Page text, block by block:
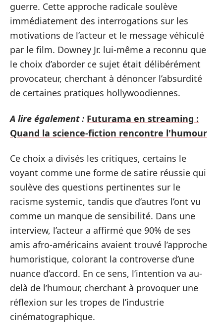
guerre. Cette approche radicale soulève
immédiatement des interrogations sur les
motivations de l’acteur et le message véhiculé
par le film. Downey Jr. lui-même a reconnu que
le choix d’aborder ce sujet était délibérément
provocateur, cherchant à dénoncer l’absurdité
de certaines pratiques hollywoodiennes.
A lire également : Futurama en streaming :
Quand la science-fiction rencontre l'humour
Ce choix a divisés les critiques, certains le
voyant comme une forme de satire réussie qui
soulève des questions pertinentes sur le
racisme systemic, tandis que d’autres l’ont vu
comme un manque de sensibilité. Dans une
interview, l’acteur a affirmé que 90% de ses
amis afro-américains avaient trouvé l’approche
humoristique, colorant la controverse d’une
nuance d’accord. En ce sens, l’intention va au-
delà de l’humour, cherchant à provoquer une
réflexion sur les tropes de l’industrie
cinématographique.